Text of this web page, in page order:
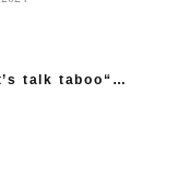
talk taboo“…